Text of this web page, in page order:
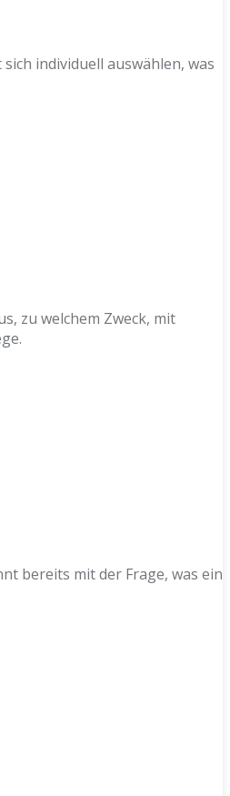
individuell auswählen, was
zu welchem Zweck, mit
bereits mit der Frage, was ein